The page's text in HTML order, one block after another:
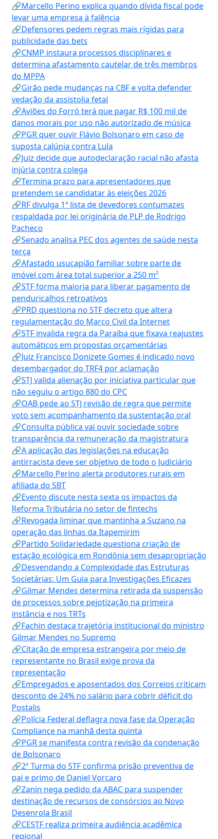
🔗Marcello Perino explica quando dívida fiscal pode
levar uma empresa à falência
🔗Defensores pedem regras mais rígidas para
publicidade das bets
🔗CNMP instaura processos disciplinares e
determina afastamento cautelar de três membros
do MPPA
🔗Girão pede mudanças na CBF e volta defender
vedação da assistolia fetal
🔗Aviões do Forró terá que pagar R$ 100 mil de
danos morais por uso não autorizado de música
🔗PGR quer ouvir Flávio Bolsonaro em caso de
suposta calúnia contra Lula
🔗Juiz decide que autodeclaração racial não afasta
injúria contra colega
🔗Termina prazo para apresentadores que
pretendem se candidatar às eleições 2026
🔗RF divulga 1ª lista de devedores contumazes
respaldada por lei originária de PLP de Rodrigo
Pacheco
🔗Senado analisa PEC dos agentes de saúde nesta
terça
🔗Afastado usucapião familiar sobre parte de
imóvel com área total superior a 250 m²
🔗STF forma maioria para liberar pagamento de
penduricalhos retroativos
🔗PRD questiona no STF decreto que altera
regulamentação do Marco Civil da Internet
🔗STF invalida regra da Paraíba que fixava reajustes
automáticos em propostas orçamentárias
🔗Juiz Francisco Donizete Gomes é indicado novo
desembargador do TRF4 por aclamação
🔗STJ valida alienação por iniciativa particular que
não seguiu o artigo 880 do CPC
🔗OAB pede ao STJ revisão de regra que permite
voto sem acompanhamento da sustentação oral
🔗Consulta pública vai ouvir sociedade sobre
transparência da remuneração da magistratura
🔗A aplicação das legislações na educação
antirracista deve ser objetivo de todo o Judiciário
🔗Marcello Perino alerta produtores rurais em
afiliada do SBT
🔗Evento discute nesta sexta os impactos da
Reforma Tributária no setor de fintechs
🔗Revogada liminar que mantinha a Suzano na
operação das linhas da Itapemirim
🔗Partido Solidariedade questiona criação de
estação ecológica em Rondônia sem desapropriação
🔗Desvendando a Complexidade das Estruturas
Societárias: Um Guia para Investigações Eficazes
🔗Gilmar Mendes determina retirada da suspensão
de processos sobre pejotização na primeira
instância e nos TRTs
🔗Fachin destaca trajetória institucional do ministro
Gilmar Mendes no Supremo
🔗Citação de empresa estrangeira por meio de
representante no Brasil exige prova da
representação
🔗Empregados e aposentados dos Correios criticam
desconto de 24% no salário para cobrir déficit do
Postalis
🔗Polícia Federal deflagra nova fase da Operação
Compliance na manhã desta quinta
🔗PGR se manifesta contra revisão da condenação
de Bolsonaro
🔗2ª Turma do STF confirma prisão preventiva de
pai e primo de Daniel Vorcaro
🔗Zanin nega pedido da ABAC para suspender
destinação de recursos de consórcios ao Novo
Desenrola Brasil
🔗CESTF realiza primeira audiência acadêmica
regional